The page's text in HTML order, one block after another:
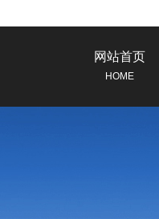
网站首页
HOME